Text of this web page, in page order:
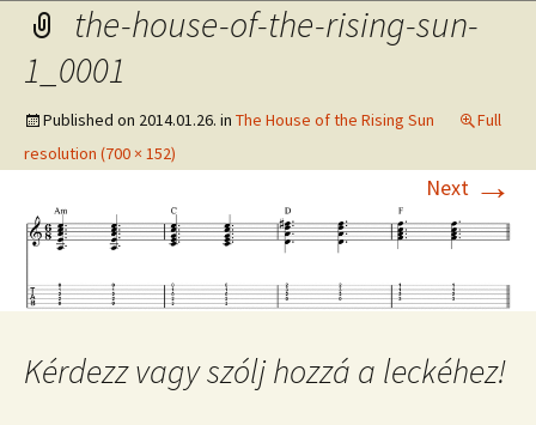
the-house-of-the-rising-sun-
1_0001
Published on 2014.01.26. in The House of the Rising Sun
Full
resolution (700 × 152)
Next →
Kérdezz vagy szólj hozzá a leckéhez!